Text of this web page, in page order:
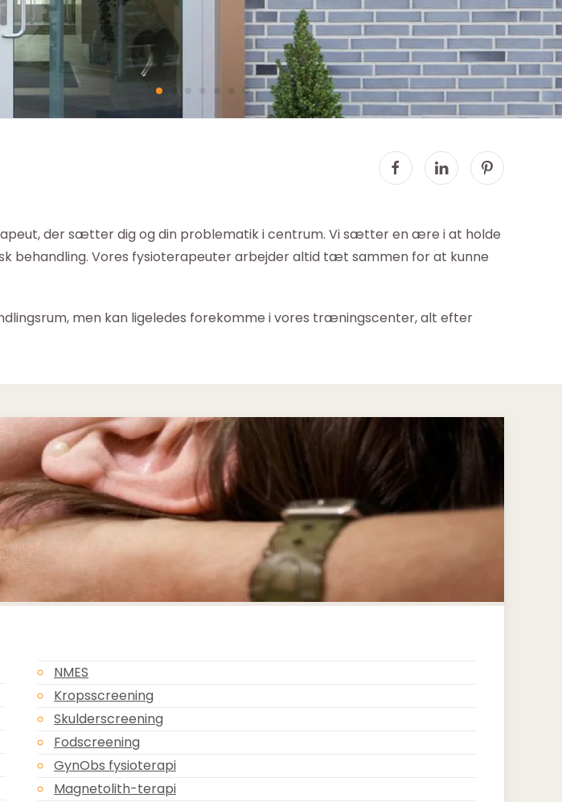
der sætter dig og din problematik i centrum. Vi sætter en ære i at holde
behandling. Vores fysioterapeuter arbejder altid tæt sammen for at kunne
men kan ligeledes forekomme i vores træningscenter, alt efter
NMES
Kropsscreening
Skulderscreening
Fodscreening
GynObs fysioterapi
Magnetolith-terapi